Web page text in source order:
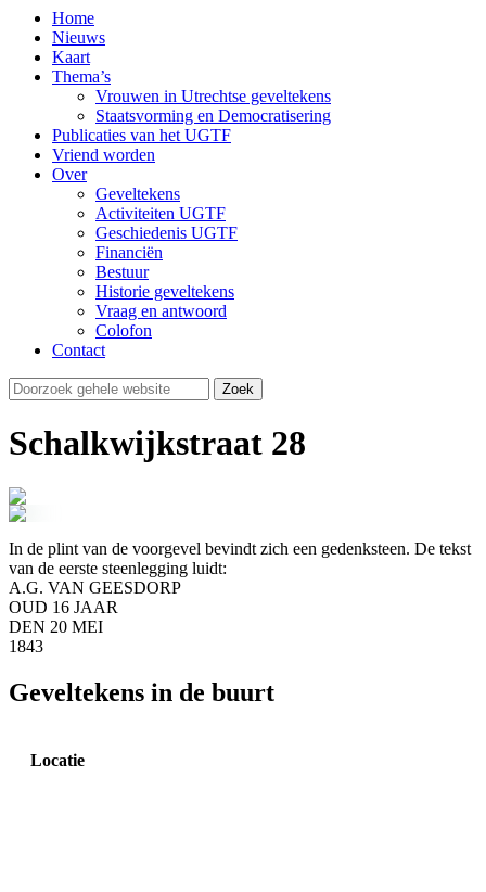
Home
Nieuws
Kaart
Thema’s
Vrouwen in Utrechtse geveltekens
Staatsvorming en Democratisering
Publicaties van het UGTF
Vriend worden
Over
Geveltekens
Activiteiten UGTF
Geschiedenis UGTF
Financiën
Bestuur
Historie geveltekens
Vraag en antwoord
Colofon
Contact
Schalkwijkstraat 28
In de plint van de voorgevel bevindt zich een gedenksteen. De tekst
van de eerste steenlegging luidt:
A.G. VAN GEESDORP
OUD 16 JAAR
DEN 20 MEI
1843
Geveltekens in de buurt
Locatie